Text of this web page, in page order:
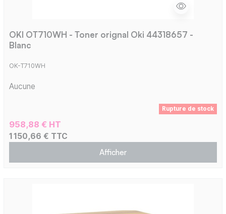
OKI OT710WH - Toner orignal Oki 44318657 -
Blanc
OK-T710WH
Aucune
Rupture de stock
958,88 € HT
1 150,66 € TTC
Afficher